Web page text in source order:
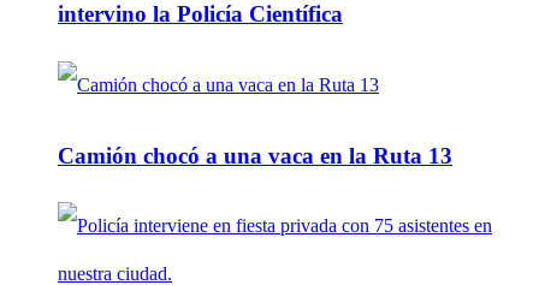
intervino la Policía Científica
Camión chocó a una vaca en la Ruta 13